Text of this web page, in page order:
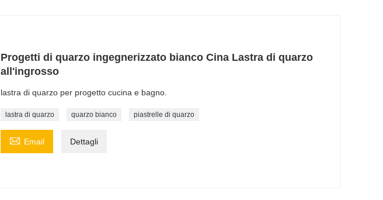
Progetti di quarzo ingegnerizzato bianco Cina Lastra di quarzo
all'ingrosso
lastra di quarzo per progetto cucina e bagno.
lastra di quarzo quarzo bianco piastrelle di quarzo
 Email Dettagli